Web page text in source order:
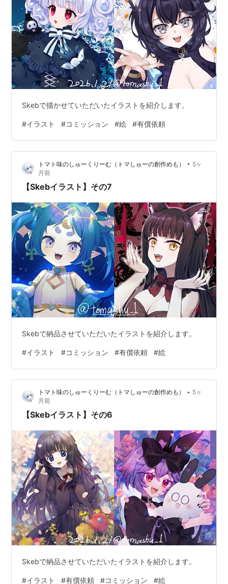
Skebで描かせていただいたイラストを紹介します。
#イラスト #コミッション #絵 #有償依頼
トマト味のしゅーくりーむ（トマしゅーの創作めも） • 5ヶ
月前
【Skebイラスト】その7
Skebで納品させていただいたイラストを紹介します。
#イラスト #コミッション #有償依頼 #絵
トマト味のしゅーくりーむ（トマしゅーの創作めも） • 5ヶ
月前
【Skebイラスト】その6
Skebで納品させていただいたイラストを紹介します。
#イラスト #有償依頼 #コミッション #絵